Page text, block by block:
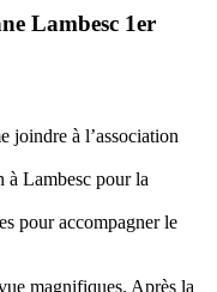
Lambesc 1er
joindre à l’association
à Lambesc pour la
pour accompagner le
magnifiques. Après la